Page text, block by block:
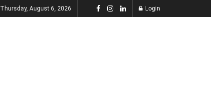
Thursday, August 6, 2026 Login